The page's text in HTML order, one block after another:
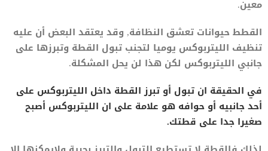
معين.
القطط حيوانات تعشق النظافة, وقد يعتقد البعض أن عليه
تنظيف الليتربوكس يوميا لتجنب تبول القطة وتبرزها على
جانبي الليتربوكس لكن هذا لن يحل المشكلة.
في الحقيقة ان تبول أو تبرز القطة داخل الليتربوكس على
أحد جانبيه أو حوافه هو علامة على ان الليتربوكس أصبح
صغيرا جدا على قطتك.